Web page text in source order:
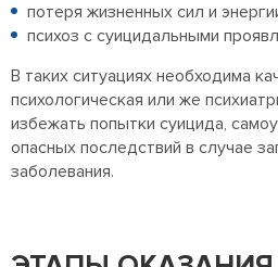
потеря жизненных сил и
психоз с суицидальными
В таких ситуациях необходима
психологическая или же
избежать попытки суицида,
опасных последствий в случае
заболевания.